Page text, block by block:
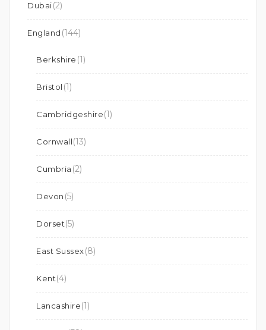
Dubai(2)
England (144)
Berkshire (1)
Bristol (1)
Cambridgeshire(1)
Cornwall(13)
Cumbria (2)
Devon (5)
Dorset(5)
East Sussex(8)
Kent(4)
Lancashire(1)